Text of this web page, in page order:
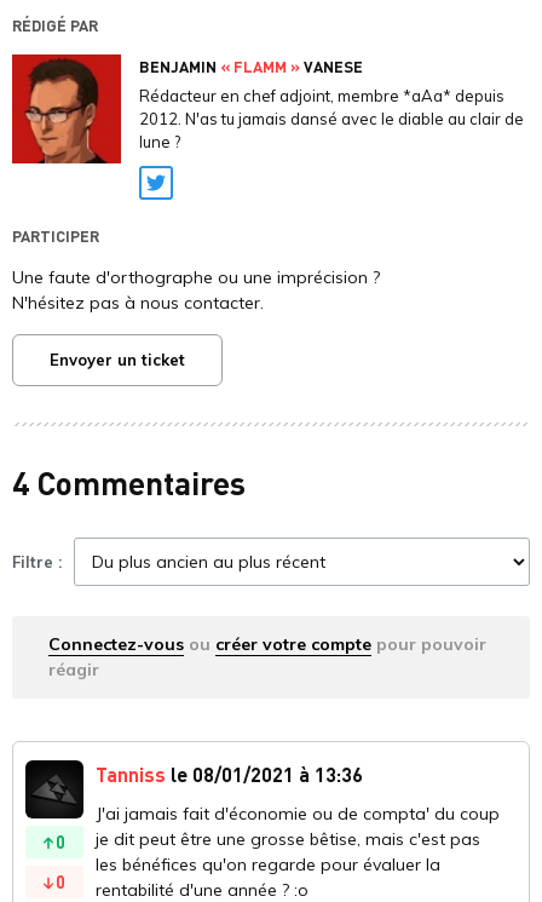
RÉDIGÉ PAR
BENJAMIN « FLAMM »VANESE
Rédacteur en chef adjoint, membre *aAa* depuis
2012. N'as tu jamais dansé avec le diable au clair de
lune ?
Twitter
PARTICIPER
Une faute d'orthographe ou une imprécision ?
N'hésitez pas à nous contacter.
Envoyer un ticket
4 Commentaires
Filtre :
Connectez-vous ou créer votre compte pour pouvoir
réagir
0
0
Tanniss le 08/01/2021 à 13:36
J'ai jamais fait d'économie ou de compta' du coup
je dit peut être une grosse bêtise, mais c'est pas
les bénéfices qu'on regarde pour évaluer la
rentabilité d'une année ? :o